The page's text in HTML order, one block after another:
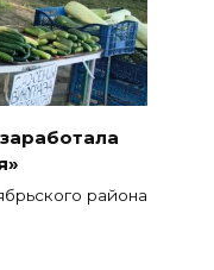
района